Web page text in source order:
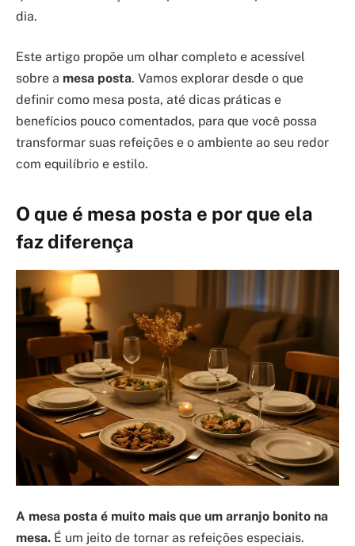
dia.
Este artigo propõe um olhar completo e acessível
sobre a mesa posta. Vamos explorar desde o que
definir como mesa posta, até dicas práticas e
benefícios pouco comentados, para que você possa
transformar suas refeições e o ambiente ao seu redor
com equilíbrio e estilo.
O que é mesa posta e por que ela
faz diferença
A mesa posta é muito mais que um arranjo bonito na
mesa. É um jeito de tornar as refeições especiais.